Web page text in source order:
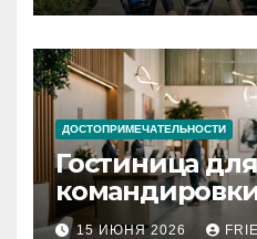
ДОСТОПРИМЕЧАТЕЛЬНОСТИ
Гостиница для
критерии
15 ИЮНЯ 2026